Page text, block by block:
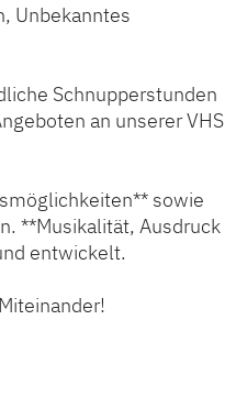
Unbekanntes
Schnupperstunden
an unserer VHS
sowie
**Musikalität, Ausdruck
entwickelt.